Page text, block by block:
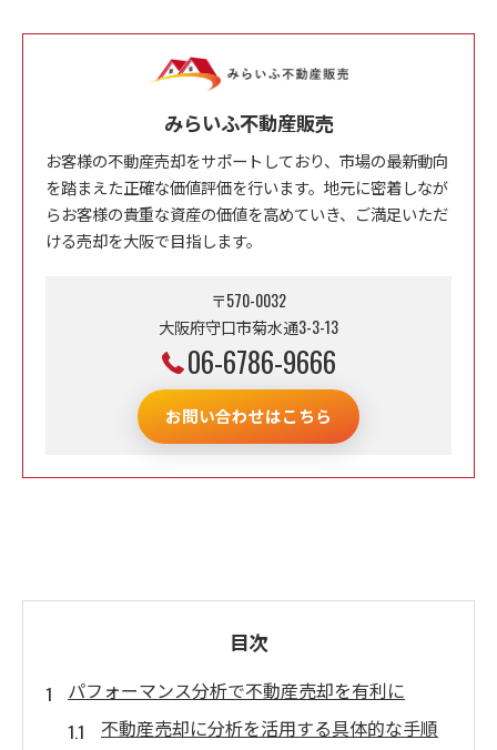
みらいふ不動産販売
お客様の不動産売却をサポートしており、市場の最新動向
を踏まえた正確な価値評価を行います。地元に密着しなが
らお客様の貴重な資産の価値を高めていき、ご満足いただ
ける売却を大阪で目指します。
〒570-0032
大阪府守口市菊水通3-3-13
06-6786-9666
お問い合わせはこちら
目次
パフォーマンス分析で不動産売却を有利に
不動産売却に分析を活用する具体的な手順